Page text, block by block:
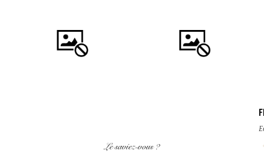
Le saviez-vous ?